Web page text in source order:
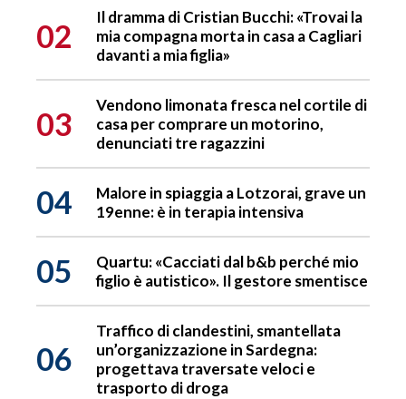
02
Il dramma di Cristian Bucchi: «Trovai la
mia compagna morta in casa a Cagliari
davanti a mia figlia»
03
Vendono limonata fresca nel cortile di
casa per comprare un motorino,
denunciati tre ragazzini
04
Malore in spiaggia a Lotzorai, grave un
19enne: è in terapia intensiva
05
Quartu: «Cacciati dal b&b perché mio
figlio è autistico». Il gestore smentisce
06
Traffico di clandestini, smantellata
un’organizzazione in Sardegna:
progettava traversate veloci e
trasporto di droga